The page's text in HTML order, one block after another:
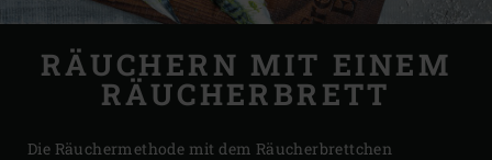
RÄUCHERN MIT EINEM
RÄUCHERBRETT
Die Räuchermethode mit dem Räucherbrettchen